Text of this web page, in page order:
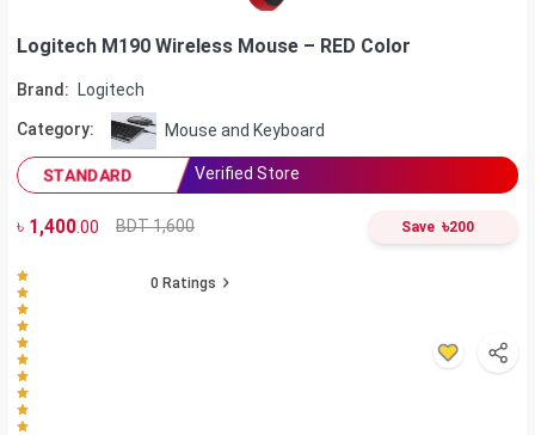
Logitech M190 Wireless Mouse – RED Color
Brand: Logitech
Category: Mouse and Keyboard
STANDARD Verified Store
৳ 1,400.00 BDT 1,600 Save ৳200
0 Ratings